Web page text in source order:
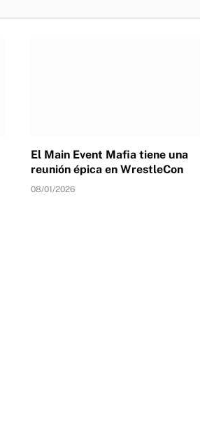
El Main Event Mafia tiene una
reunión épica en WrestleCon
08/01/2026